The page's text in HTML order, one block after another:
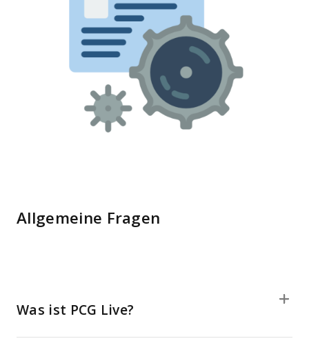
Allgemeine Fragen
Was ist PCG Live?